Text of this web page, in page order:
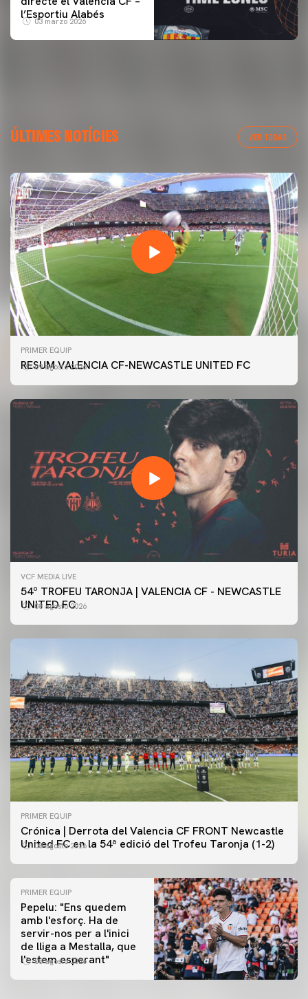
l’Esportiu Alabés
03 marzo 2026
ÚLTIMES NOTÍCIES VER TODAS
PRIMER EQUIP
RESUM VALENCIA CF-NEWCASTLE UNITED FC
09 agosto 2026
VCF MEDIA LIVE
54º TROFEU TARONJA | VALENCIA CF - NEWCASTLE
UNITED FC
08 agosto 2026
PRIMER EQUIP
Crónica | Derrota del Valencia CF FRONT Newcastle
United FC en la 54ª edició del Trofeu Taronja (1-2)
08 agosto 2026
PRIMER EQUIP
Pepelu: "Ens quedem
amb l'esforç. Ha de
servir-nos per a l'inici
de lliga a Mestalla, que
l'estem esperant"
08 agosto 2026
PRIMER EQUIP
📸 #ValenciaNUFC
PRIMER EQUIP
MESTALLA 📍